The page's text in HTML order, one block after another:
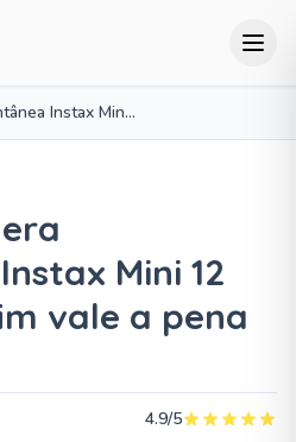
Câmera Instantânea Instax Mini 12 Branco Marfim
Mini 12
vale a pena
4.9/5